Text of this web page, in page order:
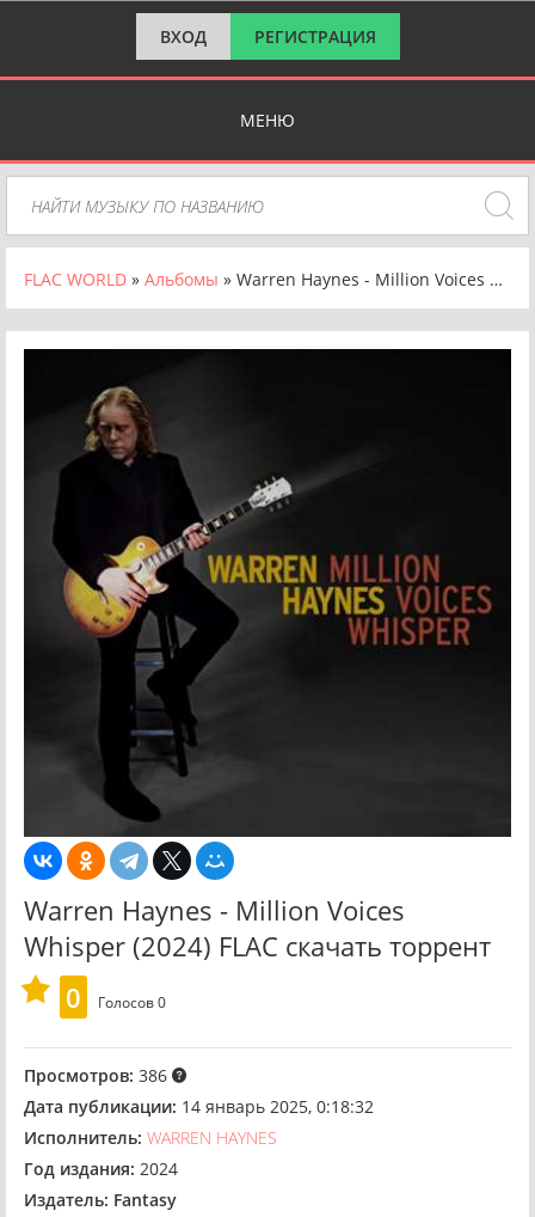
ВХОД РЕГИСТРАЦИЯ
МЕНЮ
FLAC WORLD » Альбомы » Warren Haynes - Million Voices Whisper (2024) FLAC
Warren Haynes - Million Voices
Whisper (2024) FLAC скачать торрент
0
Голосов0
Просмотров: 386
Дата публикации: 14 январь 2025, 0:18:32
Исполнитель: WARREN HAYNES
Год издания: 2024
Издатель: Fantasy